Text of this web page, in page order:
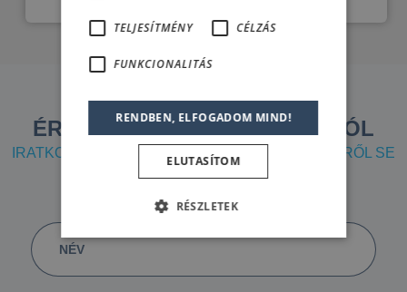
ÉRTESÜLJ ÚJDONSÁGAINKRÓL
IRATKOZZ FEL HÍRLEVELÜNKRE, HOGY SEMMIRŐL SE
TELJESÍTMÉNY CÉLZÁS
FUNKCIONALITÁS
RENDBEN, ELFOGADOM MIND!
ELUTASÍTOM
RÉSZLETEK